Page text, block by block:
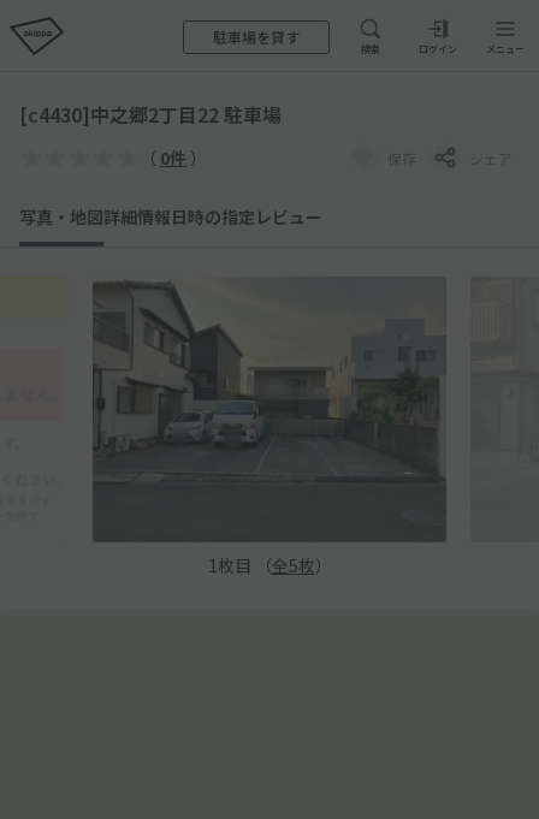
駐車場を貸す
検索 ログイン メニュー
[c4430]中之郷2丁目22 駐車場
（ 0件 ） 保存 シェア
写真・地図詳細情報日時の指定 レビュー
1 枚目 （全5枚）